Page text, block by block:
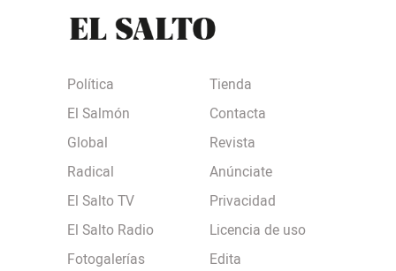
Política
El Salmón
Global
Radical
El Salto TV
El Salto Radio
Fotogalerías
Tienda
Contacta
Revista
Anúnciate
Privacidad
Licencia de uso
Edita